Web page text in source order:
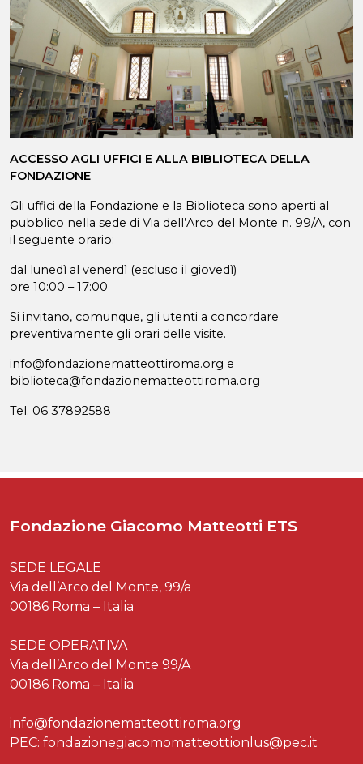
ACCESSO AGLI UFFICI E ALLA BIBLIOTECA DELLA
FONDAZIONE
Gli uffici della Fondazione e la Biblioteca sono aperti al
pubblico nella sede di Via dell’Arco del Monte n. 99/A, con
il seguente orario:
dal lunedì al venerdì (escluso il giovedì)
ore 10:00 – 17:00
Si invitano, comunque, gli utenti a concordare
preventivamente gli orari delle visite.
info@fondazionematteottiroma.org e
biblioteca@fondazionematteottiroma.org
Tel. 06 37892588
Fondazione Giacomo Matteotti ETS
SEDE LEGALE
Via dell’Arco del Monte, 99/a
00186 Roma – Italia
SEDE OPERATIVA
Via dell’Arco del Monte 99/A
00186 Roma – Italia
info@fondazionematteottiroma.org
PEC: fondazionegiacomomatteottionlus@pec.it